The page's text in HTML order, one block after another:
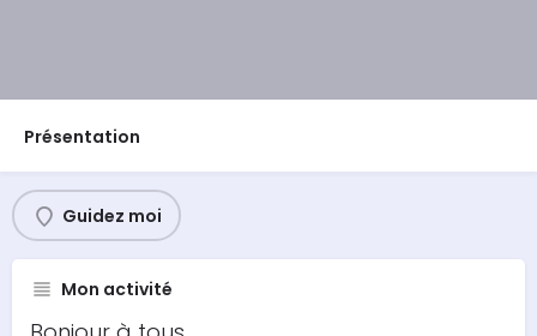
Présentation
Guidez moi
Mon activité